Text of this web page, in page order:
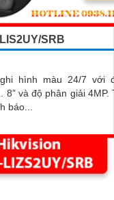
SRB
ghi hình màu 24/7 với
độ phân giải 4MP. Trang bị
báo...